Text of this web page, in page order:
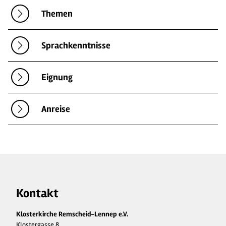
Themen
Sprachkenntnisse
Eignung
Anreise
Kontakt
Klosterkirche Remscheid-Lennep e.V.